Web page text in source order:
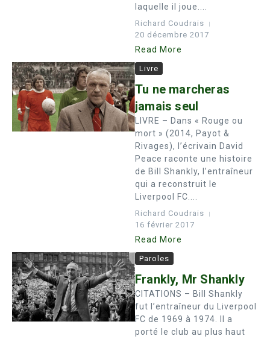
laquelle il joue....
Richard Coudrais
20 décembre 2017
Read More
Livre
Tu ne marcheras
jamais seul
LIVRE – Dans « Rouge ou
mort » (2014, Payot &
Rivages), l’écrivain David
Peace raconte une histoire
de Bill Shankly, l’entraîneur
qui a reconstruit le
Liverpool FC....
Richard Coudrais
16 février 2017
Read More
Paroles
Frankly, Mr Shankly
CITATIONS – Bill Shankly
fut l’entraîneur du Liverpool
FC de 1969 à 1974. Il a
porté le club au plus haut